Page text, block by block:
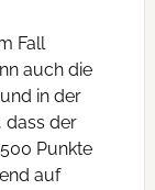
Fall
auch die
in der
dass der
Punkte
auf